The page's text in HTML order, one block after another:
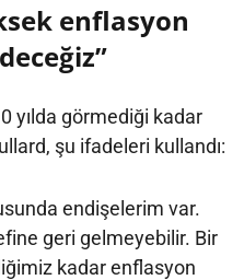
enflasyon
yılda görmediği kadar
şu ifadeleri kullandı:
endişelerim var.
geri gelmeyebilir. Bir
kadar enflasyon